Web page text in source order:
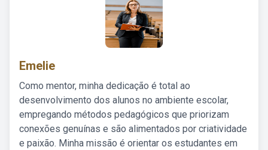
Emelie
Como mentor, minha dedicação é total ao
desenvolvimento dos alunos no ambiente escolar,
empregando métodos pedagógicos que priorizam
conexões genuínas e são alimentados por criatividade
e paixão. Minha missão é orientar os estudantes em